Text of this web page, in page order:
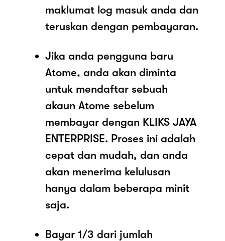
maklumat log masuk anda dan
teruskan dengan pembayaran.
Jika anda pengguna baru
Atome, anda akan diminta
untuk mendaftar sebuah
akaun Atome sebelum
membayar dengan KLIKS JAYA
ENTERPRISE. Proses ini adalah
cepat dan mudah, dan anda
akan menerima kelulusan
hanya dalam beberapa minit
saja.
Bayar 1/3 dari jumlah